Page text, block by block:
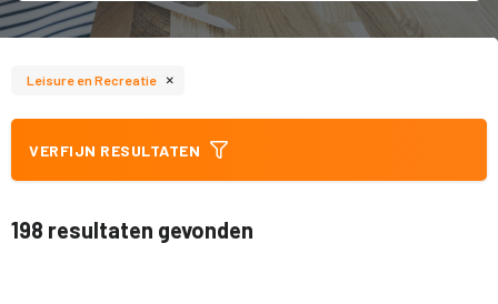
Leisure en Recreatie ×
VERFIJN RESULTATEN
198 resultaten gevonden